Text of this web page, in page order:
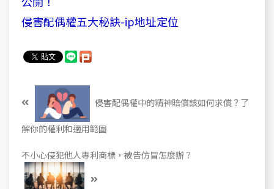
侵害配偶權五大秘訣-ip地址定位
侵害配偶權中的精神賠償該如何求償？了
解你的權利和適用範圍
不小心侵犯他人專利商標，被告仿冒怎麼辦？